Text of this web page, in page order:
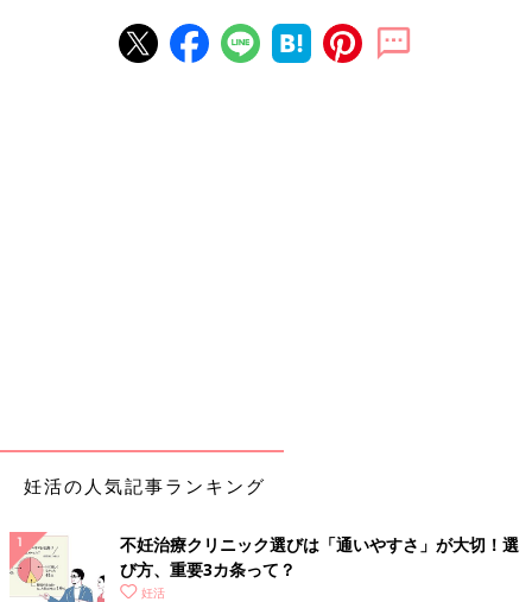
妊活の人気記事ランキング
不妊治療クリニック選びは「通いやすさ」が大切！選
び方、重要3カ条って？
妊活